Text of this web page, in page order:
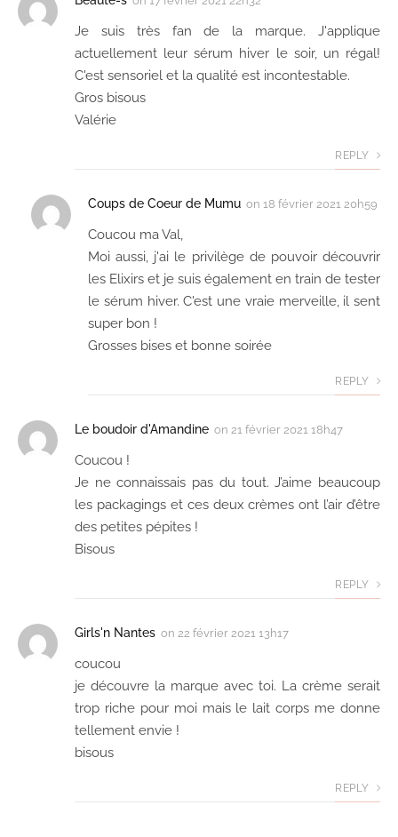
Je suis très fan de la marque. J'applique
actuellement leur sérum hiver le soir, un régal!
C'est sensoriel et la qualité est incontestable.
Gros bisous
Valérie
REPLY
Coups de Coeur de Mumu on 18 février 2021 20h59
Coucou ma Val,
Moi aussi, j'ai le privilège de pouvoir découvrir
les Elixirs et je suis également en train de tester
le sérum hiver. C'est une vraie merveille, il sent
super bon !
Grosses bises et bonne soirée
REPLY
Le boudoir d'Amandine on 21 février 2021 18h47
Coucou !
Je ne connaissais pas du tout. J’aime beaucoup
les packagings et ces deux crèmes ont l’air d’être
des petites pépites !
Bisous
REPLY
Girls'n Nantes on 22 février 2021 13h17
coucou
je découvre la marque avec toi. La crème serait
trop riche pour moi mais le lait corps me donne
tellement envie !
bisous
REPLY